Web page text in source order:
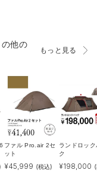
の他の
もっと見る
ファル Pro.air 2セ
ット
¥45,999 (税込)
ランドロック
ク
¥198,000